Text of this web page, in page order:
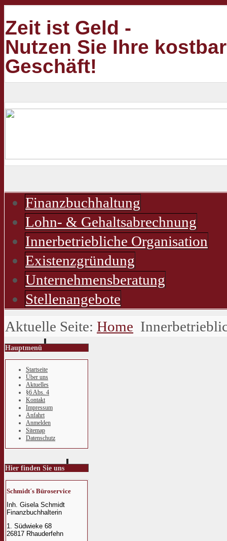
Zeit ist Geld -
Nutzen Sie Ihre
Geschäft!
Finanzbuchhaltung
Lohn- & Gehaltsabrechnung
Innerbetriebliche Organisation
Existenzgründung
Unternehmensberatung
Stellenangebote
Aktuelle Seite: Home
Hauptmenü
Startseite
Über uns
Aktuelles
§6 Abs. 4
Kontakt
Impressum
Anfahrt
Anmelden
Sitemap
Datenschutz
Hier finden Sie uns
Schmidt´s Büroservice
Inh. Gisela Schmidt
Finanzbuchhalterin
1. Südwieke 68
26817 Rhauderfehn